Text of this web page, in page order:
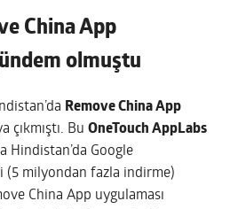
China App
olmuştu
Remove China App
çıkmıştı. BuOneTouch AppLabs
Hindistan’da Google
(5 milyondan fazla indirme)
China App uygulaması